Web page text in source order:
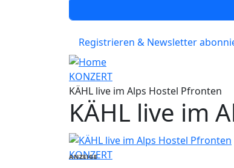
Registrieren & Newsletter
KONZERT
KÄHL live im Alps Hostel Pfronten
KÄHL live im
KONZERT
ANZEIGE